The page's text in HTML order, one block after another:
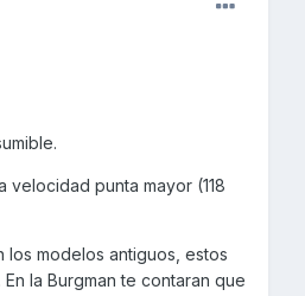
punta mayor (118
modelos antiguos, estos
la Burgman te contaran que